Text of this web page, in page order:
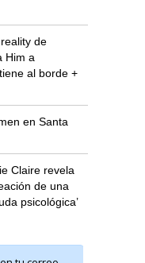
de
Him a
al borde +
en Santa
Claire revela
de una
psicológica’